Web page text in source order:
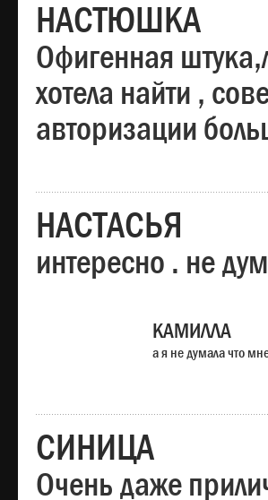
НАСТЮШКА
Офигенная
хотела найти ,
авторизации
НАСТАСЬЯ
интересно . не
КАМИЛЛА
а я не думала что
СИНИЦА
Очень даже